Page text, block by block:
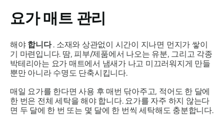
요가 매트 관리
해야 합니다. 소재와 상관없이 시간이 지나면 먼지가 쌓이
기 마련입니다. 땀, 피부/제품에서 나오는 유분, 그리고 각종
박테리아는 요가 매트에서 냄새가 나고 미끄러워지게 만들
뿐만 아니라 수명도 단축시킵니다.
매일 요가를 한다면 사용 후 매번 닦아주고, 적어도 한 달에
한 번은 전체 세탁을 해야 합니다. 요가를 자주 하지 않는다
면 두 달에 한 번 또는 몇 달에 한 번씩 세탁해도 충분합니다.